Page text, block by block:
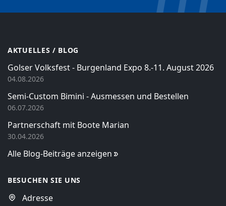
AKTUELLES / BLOG
Golser Volksfest - Burgenland Expo 8.-11. August 2026
04.08.2026
Semi-Custom Bimini - Ausmessen und Bestellen
06.07.2026
Partnerschaft mit Boote Marian
30.04.2026
Alle Blog-Beiträge anzeigen
BESUCHEN SIE UNS
Adresse